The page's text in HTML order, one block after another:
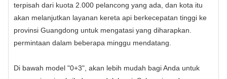
terpisah dari kuota 2.000 pelancong yang ada, dan kota itu
akan melanjutkan layanan kereta api berkecepatan tinggi ke
provinsi Guangdong untuk mengatasi yang diharapkan.
permintaan dalam beberapa minggu mendatang.
Di bawah model "0+3", akan lebih mudah bagi Anda untuk